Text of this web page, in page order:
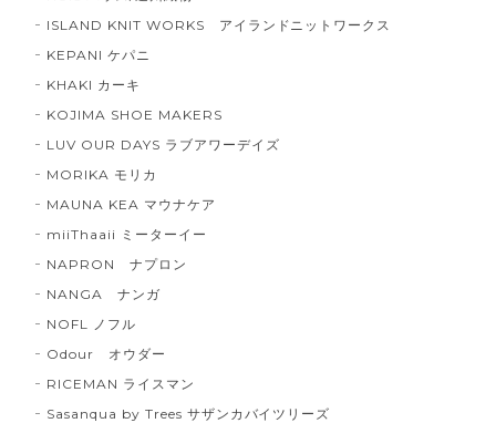
ISLAND KNIT WORKS アイランドニットワークス
KEPANI ケパニ
KHAKI カーキ
KOJIMA SHOE MAKERS
LUV OUR DAYS ラブアワーデイズ
MORIKA モリカ
MAUNA KEA マウナケア
miiThaaii ミーターイー
NAPRON ナプロン
NANGA ナンガ
NOFL ノフル
Odour オウダー
RICEMAN ライスマン
Sasanqua by Trees サザンカバイツリーズ